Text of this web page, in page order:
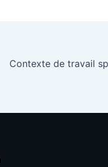
Contexte de travail